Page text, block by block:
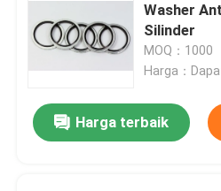
Video
Wisata pabrik
Washer
Silinder
MOQ：1000
Harga：
Harga terbaik